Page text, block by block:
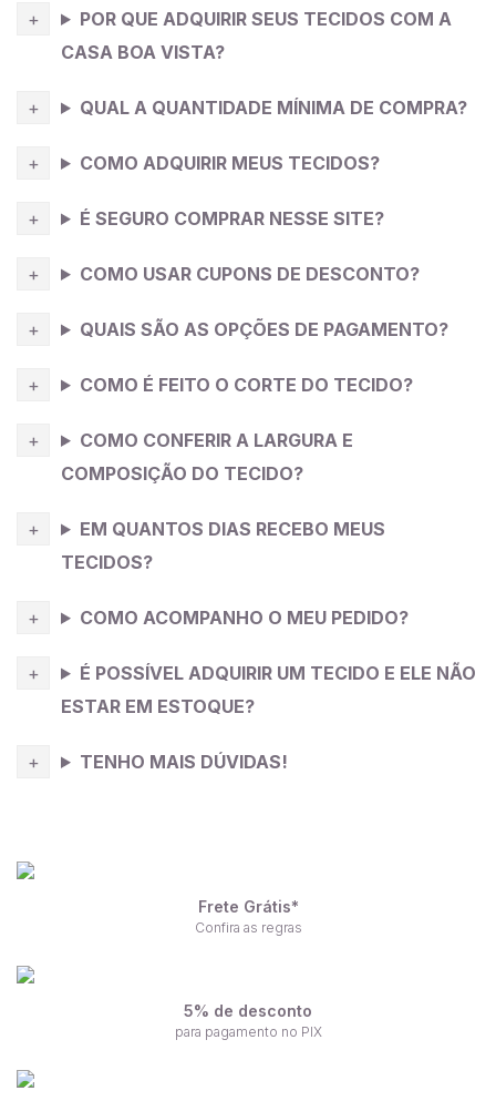
água e deixar por 10 minutos, tire o excesso de
água(sem torcer) e deixe secar estendido na sombra.
transparente no corpo, por isso sugerimos o feitio de
me remete a peças confortáveis então eu costuraria
pantalona, super confortável, pode ser usada no dia a
dia e no trabalho, fica bonito e você consegue
arrematar com outras peças do seu armário.
POR QUE ADQUIRIR SEUS TECIDOS COM A
CASA BOA VISTA?
QUAL A QUANTIDADE MÍNIMA DE COMPRA?
COMO ADQUIRIR MEUS TECIDOS?
É SEGURO COMPRAR NESSE SITE?
COMO USAR CUPONS DE DESCONTO?
QUAIS SÃO AS OPÇÕES DE PAGAMENTO?
COMO É FEITO O CORTE DO TECIDO?
COMO CONFERIR A LARGURA E
COMPOSIÇÃO DO TECIDO?
EM QUANTOS DIAS RECEBO MEUS
TECIDOS?
COMO ACOMPANHO O MEU PEDIDO?
É POSSÍVEL ADQUIRIR UM TECIDO E ELE NÃO
ESTAR EM ESTOQUE?
TENHO MAIS DÚVIDAS!
Frete Grátis*
Confira as regras
5% de desconto
para pagamento no PIX